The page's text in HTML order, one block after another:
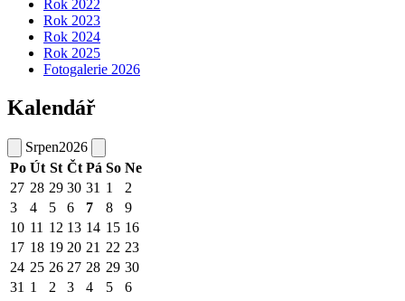
Rok 2022
Rok 2023
Rok 2024
Rok 2025
Fotogalerie 2026
Kalendář
Srpen2026
Po Út St Čt Pá So Ne
27 28 29 30 31 1
2
3
4 5 6 7 8
9
10 11 12 13 14 15 16
17 18 19 20 21 22 23
24 25 26 27 28 29 30
31 1 2 3 4 5 6